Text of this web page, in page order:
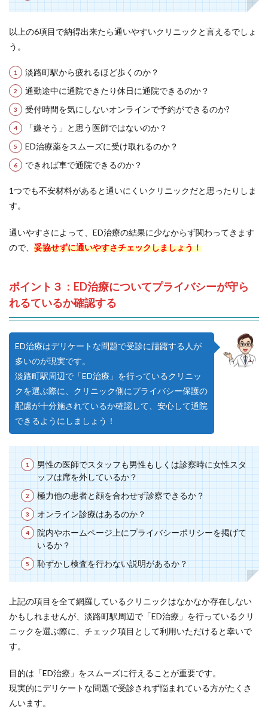
以上の6項目で納得出来たら通いやすいクリニックと言えるでしょ
う。
淡路町駅から疲れるほど歩くのか？
通勤途中に通院できたり休日に通院できるのか？
受付時間を気にしないオンラインで予約ができるのか?
「嫌そう」と思う医師ではないのか？
ED治療薬をスムーズに受け取れるのか？
できれば車で通院できるのか？
1つでも不安材料があると通いにくいクリニックだと思ったりしま
す。
通いやすさによって、ED治療の結果に少なからず関わってきます
ので、 妥協せずに通いやすさチェックしましょう！
ポイント３：ED治療についてプライバシーが守ら
れるているか確認する
ED治療はデリケートな問題で受診に躊躇する人が
多いのが現実です。
淡路町駅周辺で「ED治療」を行っているクリニッ
クを選ぶ際に、クリニック側にプライバシー保護の
配慮が十分施されているか確認して、安心して通院
できるようにしましょう！
男性の医師でスタッフも男性もしくは診察時に女性スタ
ッフは席を外しているか？
極力他の患者と顔を合わせず診察できるか？
オンライン診療はあるのか？
院内やホームページ上にプライバシーポリシーを掲げて
いるか？
恥ずかし検査を行わない説明があるか？
上記の項目を全て網羅しているクリニックはなかなか存在しない
かもしれませんが、淡路町駅周辺で「ED治療」を行っているクリ
ニックを選ぶ際に、チェック項目として利用いただけると幸いで
す。
目的は「ED治療」をスムーズに行えることが重要です。
現実的にデリケートな問題で受診されず悩まれている方がたくさ
んいます。